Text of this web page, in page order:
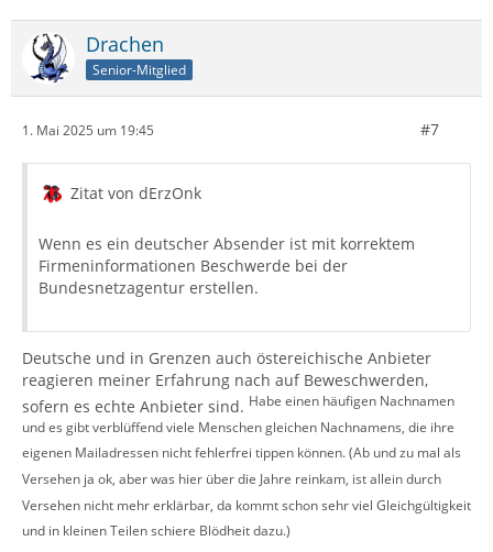
Drachen
Senior-Mitglied
1. Mai 2025 um 19:45 #7
Zitat von dErzOnk
Wenn es ein deutscher Absender ist mit korrektem
Firmeninformationen Beschwerde bei der
Bundesnetzagentur erstellen.
Deutsche und in Grenzen auch östereichische Anbieter
reagieren meiner Erfahrung nach auf Beweschwerden,
sofern es echte Anbieter sind. Habe einen häufigen Nachnamen
und es gibt verblüffend viele Menschen gleichen Nachnamens, die ihre
eigenen Mailadressen nicht fehlerfrei tippen können. (Ab und zu mal als
Versehen ja ok, aber was hier über die Jahre reinkam, ist allein durch
Versehen nicht mehr erklärbar, da kommt schon sehr viel Gleichgültigkeit
und in kleinen Teilen schiere Blödheit dazu.)